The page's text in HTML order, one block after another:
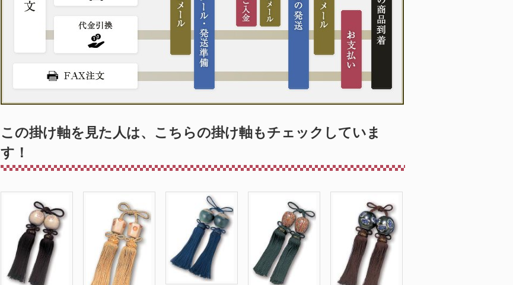
この掛け軸を見た人は、こちらの掛け軸もチェックしていま
す！